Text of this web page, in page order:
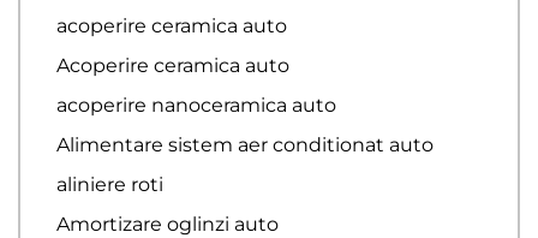
acoperire ceramica auto
Acoperire ceramica auto
acoperire nanoceramica auto
Alimentare sistem aer conditionat auto
aliniere roti
Amortizare oglinzi auto